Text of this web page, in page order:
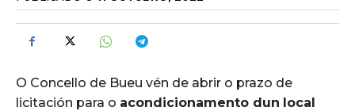
O Concello de Bueu vén de abrir o prazo de
licitación para o acondicionamento dun local